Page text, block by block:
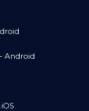
Android